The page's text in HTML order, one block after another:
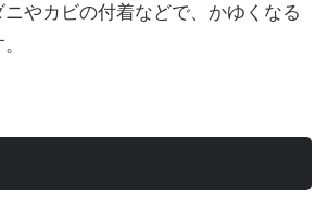
やカビの付着などで、かゆくなる